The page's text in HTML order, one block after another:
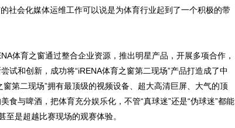
社会化媒体运维工作可以说是为体育行业起到了一个积极的带
育之窗通过整合企业资源，推出明星产品，开展多项合作，
试和创新，成功将“iRENA体育之窗第二现场”产品打造成了中
第二现场”拥有最顶级的视频设备、超大高清巨屏、大气的顶
食与啤酒，把体育充分娱乐化，不管“真球迷”还是“伪球迷”都能
至是超越比赛现场的观赛体验。